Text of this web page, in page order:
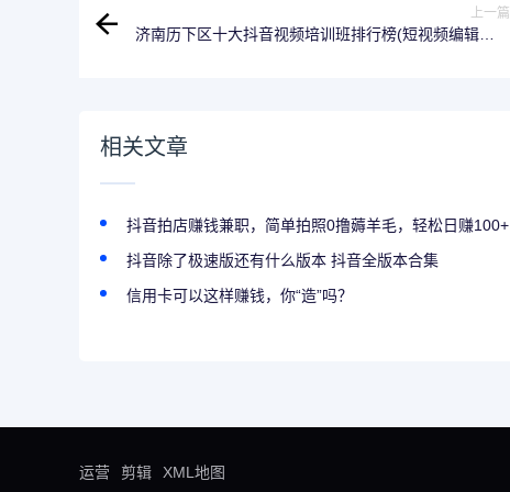
上一篇
济南历下区十大抖音视频培训班排行榜(短视频编辑有哪
相关文章
抖音拍店赚钱兼职，简单拍照0撸薅羊毛，轻松日赚100+
抖音除了极速版还有什么版本 抖音全版本合集
信用卡可以这样赚钱，你“造”吗？
运营 剪辑 XML地图